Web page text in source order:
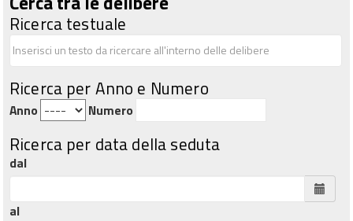
Ricerca testuale
Ricerca per Anno e Numero
Anno Numero
Ricerca per data della seduta
dal
al